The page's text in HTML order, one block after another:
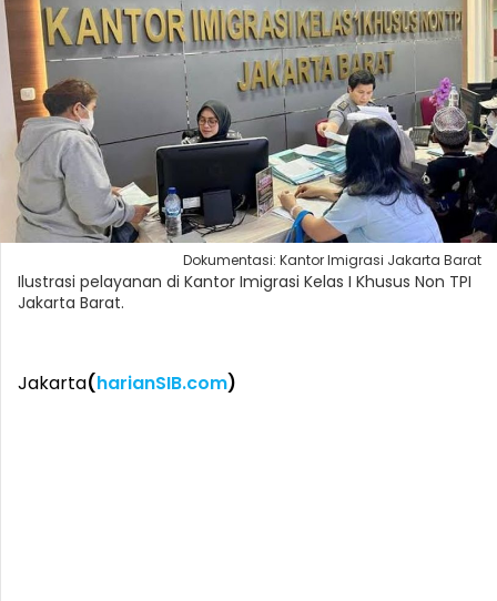
Dokumentasi: Kantor Imigrasi Jakarta Barat
Ilustrasi pelayanan di Kantor Imigrasi Kelas I Khusus Non TPI
Jakarta Barat.
Jakarta(harianSIB.com)